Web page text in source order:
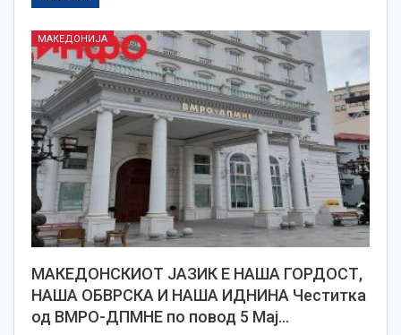
МАКЕДОНИЈА
МАКЕДОНСКИОТ ЈАЗИК Е НАША ГОРДОСТ,
НАША ОБВРСКА И НАША ИДНИНА Честитка
од ВМРО-ДПМНЕ по повод 5 Мај…